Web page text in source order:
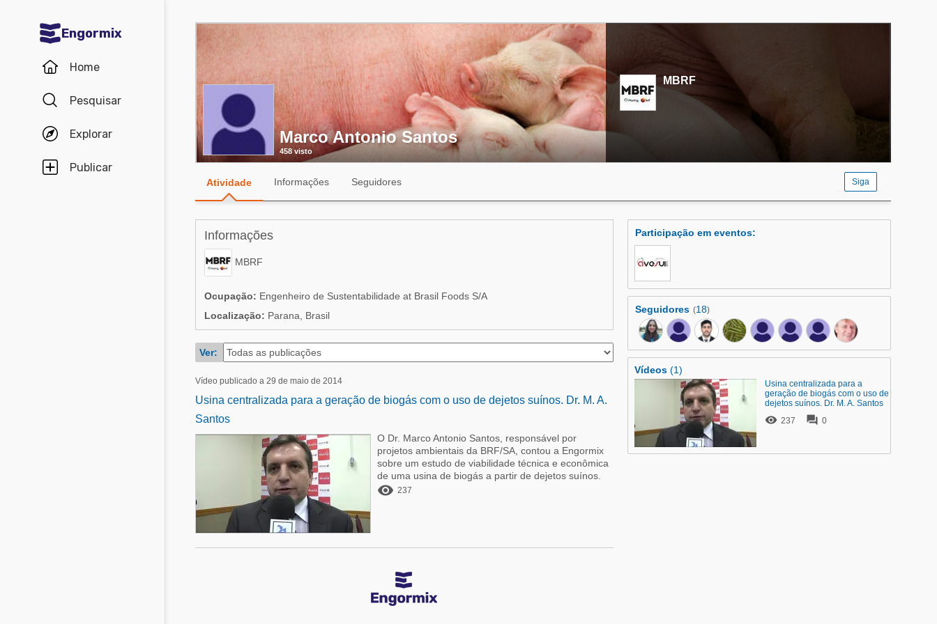
Engormix
Home
Pesquisar
Explorar
Publicar
Comunidades em Português
Avicultura
Suinocultura
Pecuária de corte
Pecuária de leite
Comunidades em Inglês
Acuacultura
Micotoxinas
Suinocultura
Pecuária de leite
Alimentos - Rações
Comunidades em Espanhol
Agricultura
Alimentos - Rações
Avicultura
Pecuária de leite
Micotoxinas
Marco Antonio Santos
458 visto
MBRF
Atividade Informações Seguidores Siga
Informações
MBRF
Ocupação: Engenheiro de Sustentabilidade at Brasil Foods S/A
Localização: Parana, Brasil
Ver:
Vídeo publicado a 29 de maio de 2014
Usina centralizada para a geração de biogás com o uso de dejetos suínos. Dr. M. A.
Santos
O Dr. Marco Antonio Santos, responsável por
projetos ambientais da BRF/SA, contou a Engormix
sobre um estudo de viabilidade técnica e econômica
de uma usina de biogás a partir de dejetos suínos.
 237
Participação em eventos:
Seguidores (18)
Vídeos(1)
Usina centralizada para a
geração de biogás com o uso de
dejetos suínos. Dr. M. A. Santos
 237  0